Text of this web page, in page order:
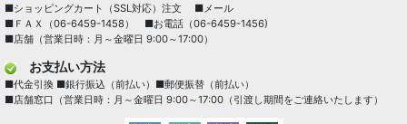
■ショッピングカート（SSL対応）注文 ■メール
■ＦＡＸ（06-6459-1458） ■お電話（06-6459-1456)
■店舗（営業日時：月～金曜日 9:00～17:00）
お支払い方法
■代金引換 ■銀行振込（前払い）■郵便振替（前払い）
■店舗窓口（営業日時：月～金曜日 9:00～17:00（引渡し期間をご連絡いたします）